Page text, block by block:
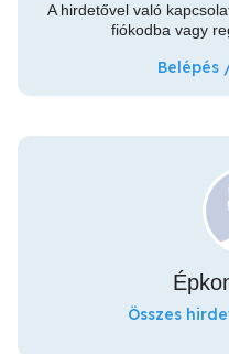
A hirdetővel való
fiókodba vagy
Belépés
Összes